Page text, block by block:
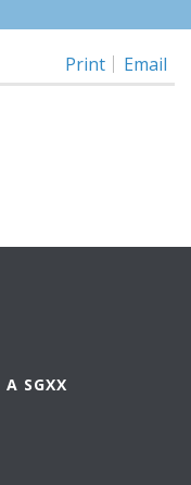
Print Email
A SGXX